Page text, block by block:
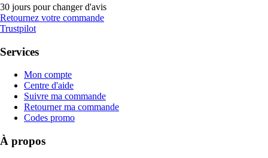
30 jours pour changer d'avis
Retournez votre commande
Trustpilot
Services
Mon compte
Centre d'aide
Suivre ma commande
Retourner ma commande
Codes promo
À propos